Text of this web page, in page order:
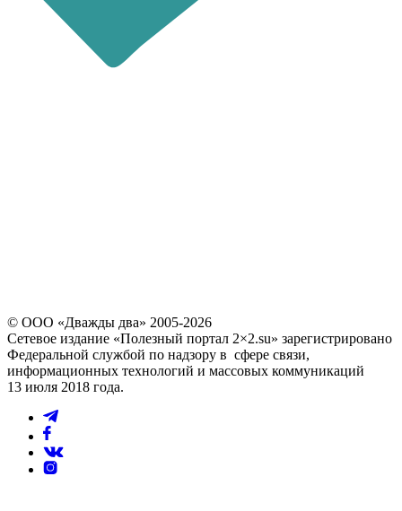
© ООО «Дважды два» 2005-2026
Сетевое издание «Полезный портал 2×2.su» зарегистрировано
Федеральной службой по надзору в сфере связи,
информационных технологий и массовых коммуникаций
13 июля 2018 года.